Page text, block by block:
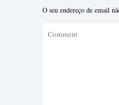
O seu endereço de email